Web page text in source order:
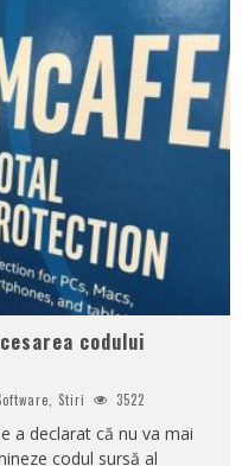
codului
, Stiri 3522
a declarat că nu va mai
codul sursă al